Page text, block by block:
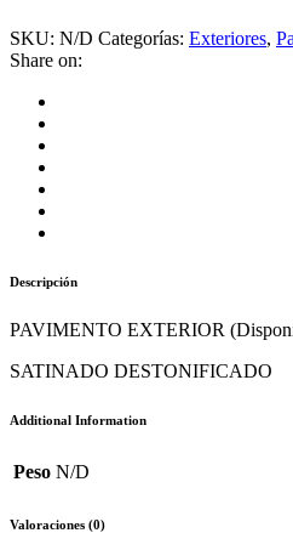
SKU: N/D Categorías: Exteriores,
Share on:
Descripción
PAVIMENTO EXTERIOR
SATINADO DESTONIFICADO
Additional Information
Peso N/D
Valoraciones (0)